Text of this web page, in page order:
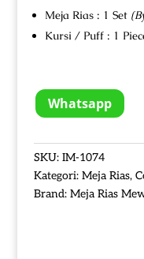
Meja Rias : 1 Set
Kursi / Puff : 1
Whatsapp
SKU: IM-1074
Kategori: Meja Rias,
Brand: Meja Rias